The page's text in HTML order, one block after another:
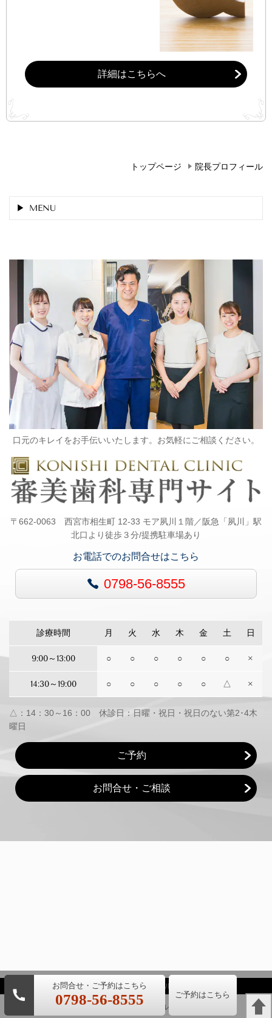
0798-56-8555 ご予約はこちら
詳細はこちらへ
トップページ 院長プロフィール
MENU
口元のキレイをお手伝いいたします。お気軽にご相談ください。
〒662-0063 西宮市相生町 12-33 モア夙川１階／阪急「夙川」駅
北口より徒歩３分/提携駐車場あり
お電話でのお問合せはこちら
0798-56-8555
診療時間 月 火 水 木 金 土 日
9:00～13:00 ○ ○ ○ ○ ○ ○ ×
14:30～19:00 ○ ○ ○ ○ ○ △ ×
△：14：30～16：00 休診日：日曜・祝日・祝日のない第2･4木
曜日
ご予約
お問合せ・ご相談
(c) 医療法人KDC 小西デンタルクリニック
パソコン｜モバイル